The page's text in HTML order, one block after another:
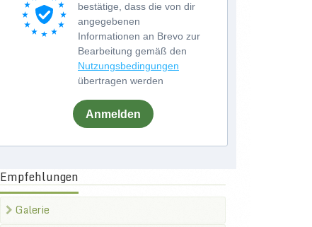
bestätige, dass die von dir
angegebenen
Informationen an Brevo zur
Bearbeitung gemäß den
Nutzungsbedingungen
übertragen werden
Anmelden
Empfehlungen
Galerie